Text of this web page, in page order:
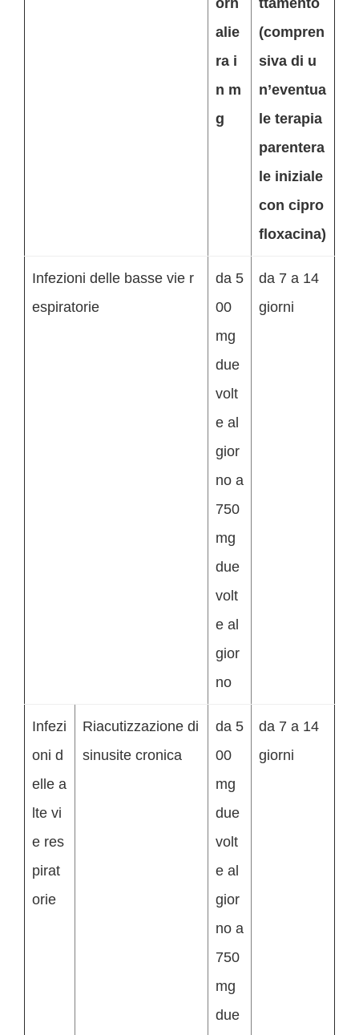
orn
alie
ra i
n m
g
ttamento
(compren
siva di u
n’eventua
le terapia
parentera
le iniziale
con cipro
floxacina)
Infezioni delle basse vie r
espiratorie
da 5
00
mg
due
volt
e al
gior
no a
750
mg
due
volt
e al
gior
no
da 7 a 14
giorni
Infezi
oni d
elle a
lte vi
e res
pirat
orie
Riacutizzazione di
sinusite cronica
da 5
00
mg
due
volt
e al
gior
no a
750
mg
due
da 7 a 14
giorni